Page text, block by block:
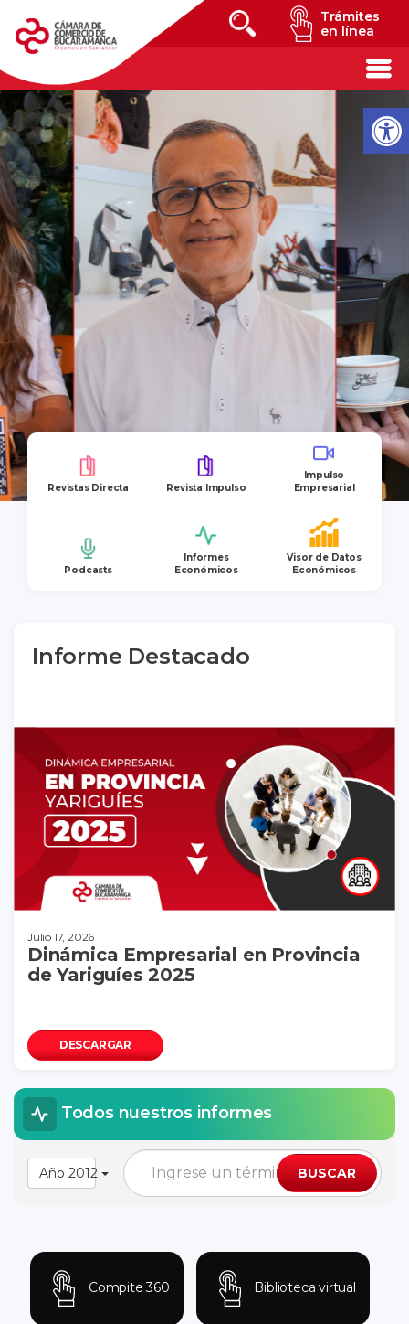
Trámites
en línea
Revistas Directa Revista Impulso
Impulso
Empresarial
Podcasts
Informes
Económicos
Visor de Datos
Económicos
Informe Destacado
Julio 17, 2026
Dinámica Empresarial en Provincia
de Yariguíes 2025
DESCARGAR
Todos nuestros informes
Año 2012 BUSCAR
Compite 360 Biblioteca virtual